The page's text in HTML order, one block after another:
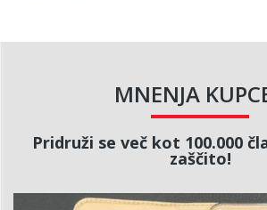
MNENJA
Pridruži se več kot 100.000
zaščito!